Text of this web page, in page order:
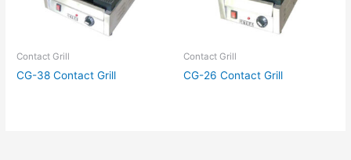
Contact Grill
CG-38 Contact Grill
Contact Grill
CG-26 Contact Grill